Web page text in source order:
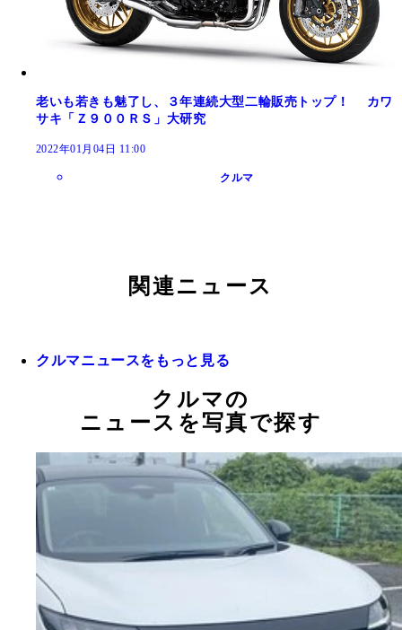
老いも若きも魅了し、３年連続大型二輪販売トップ！ カワ
サキ「Ｚ９００ＲＳ」大研究
2022年01月04日 11:00
クルマ
関連ニュース
クルマニュースをもっと見る
クルマの
ニュースを写真で探す